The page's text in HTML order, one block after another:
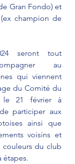
Gran Fondo) et
champion de
seront tout
au
qui viennent
du Comité du
le 21 février à
participer aux
ainsi que
voisins et
du club
étapes.